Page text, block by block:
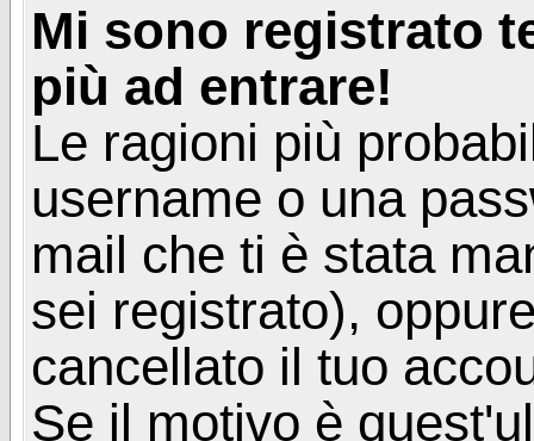
Mi sono registrato
più ad entrare!
Le ragioni più
username o una
mail che ti è stata
sei registrato),
cancellato il tuo
Se il motivo è